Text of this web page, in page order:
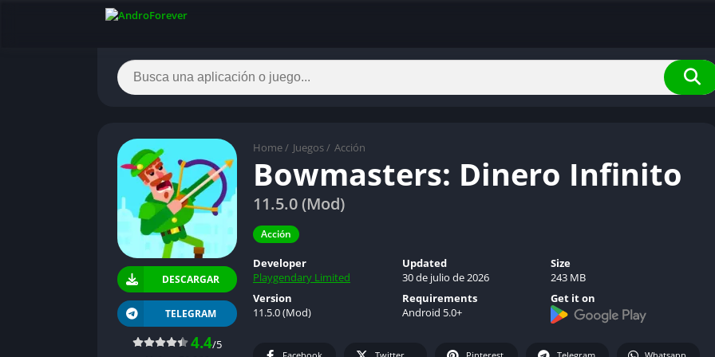
Home / Juegos / Acción
Bowmasters: Dinero Infinito
11.5.0 (Mod)
Acción
DESCARGAR
TELEGRAM
4.4/5
Developer
Playgendary Limited
Updated
30 de julio de 2026
Size
243 MB
Version
11.5.0 (Mod)
Requirements
Android 5.0+
Get it on